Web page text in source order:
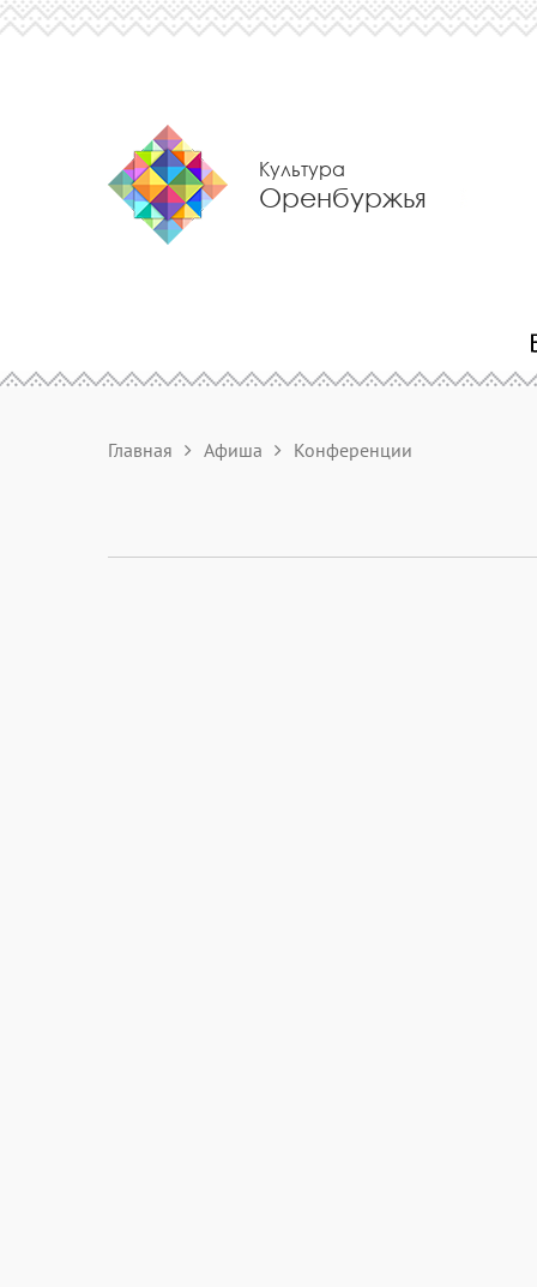
Культура
Оренбуржья
Главная Афиша Конференции